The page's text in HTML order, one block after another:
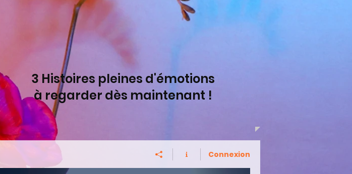
3 Histoires pleines d'émotions
à regarder dès maintenant !
Connexion